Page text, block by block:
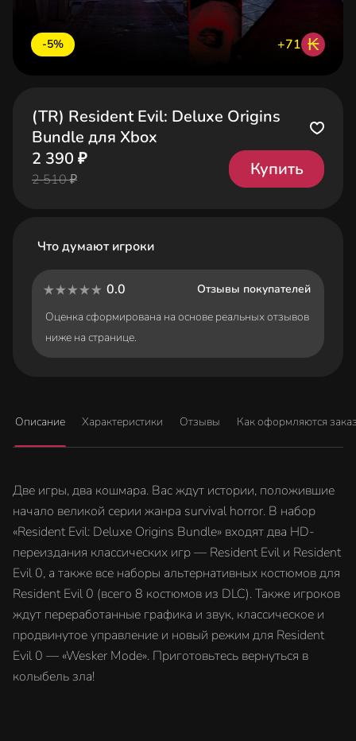
-5% +71 ₭
(TR) Resident Evil: Deluxe Origins
Bundle для Xbox
2 390 ₽
2 510 ₽
Купить
Что думают игроки
0.0
Отзывы покупателей
Оценка сформирована на основе реальных отзывов
ниже на странице.
Описание Характеристики Отзывы Как оформляются
Две игры, два кошмара. Вас ждут истории, положившие
начало великой серии жанра survival horror. В набор
«Resident Evil: Deluxe Origins Bundle» входят два HD-
переиздания классических игр — Resident Evil и Resident
Evil 0, а также все наборы альтернативных костюмов для
Resident Evil 0 (всего 8 костюмов из DLC). Также игроков
ждут переработанные графика и звук, классическое и
продвинутое управление и новый режим для Resident
Evil 0 — «Wesker Mode». Приготовьтесь вернуться в
колыбель зла!